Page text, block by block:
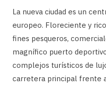
La nueva ciudad es un
europeo. Floreciente y
fines pesqueros,
magnífico puerto
complejos turísticos de
carretera principal frente